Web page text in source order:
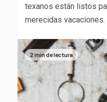
texanos están listos
merecidas vacaciones.
2 min de lectura